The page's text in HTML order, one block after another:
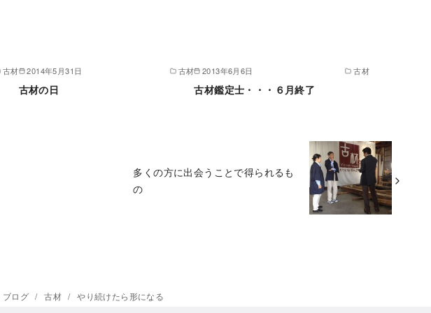
古材 2014年5月31日 古材
古材の日
2013年6月6日 古材
古材鑑定士・・・６月終了
多くの方に出会うことで得られるも
の
ブログ 古材 やり続けたら形になる